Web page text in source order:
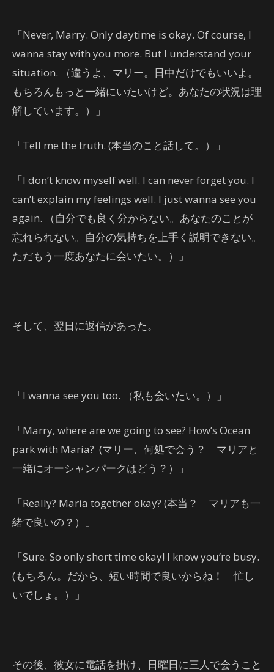
「Never, Marry. Only daytime is okay. Of course, I
wanna stay with you more. But I understand your
situation. （違うよ、マリー。日中だけでもいいよ。
もちろんもっと一緒にいたいけど。あなたの状況は理
解しています。）」
「Tell me the truth. (本当のこと話して。）」
「I don’t know myself well. I can never forget you. I
can’t explain my feelings well. I just wanna see you
again. （自分でも良く分からない。あなたのことが
忘れられない。自分の気持ちを上手く説明できない。
ただもう一度あなたに会いたい。）」
そして、翌日に返信があった。
「I wanna see you too. （私も会いたい。）」
「Marry, where are we going to see? How’s Ocean
park with Maria? (マリー、何処で会う？ マリアと
一緒にオーシャンパークはどう？）」
「Really? Maria together okay? (本当？ マリアも一
緒で良いの？）」
「Sure. So only short time okay! I know you’re busy.
(もちろん。だから、短い時間で良いからね！ 忙し
いでしょ。）」
その後、彼女に電話を掛け、日曜日に三人で会うこと